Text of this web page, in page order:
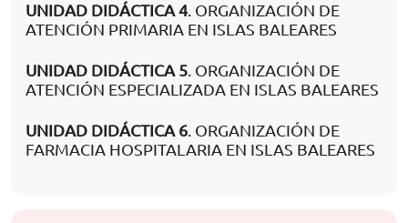
UNIDAD DIDÁCTICA 4. ORGANIZACIÓN DE
ATENCIÓN PRIMARIA EN ISLAS BALEARES
UNIDAD DIDÁCTICA 5. ORGANIZACIÓN DE
ATENCIÓN ESPECIALIZADA EN ISLAS BALEARES
UNIDAD DIDÁCTICA 6. ORGANIZACIÓN DE
FARMACIA HOSPITALARIA EN ISLAS BALEARES